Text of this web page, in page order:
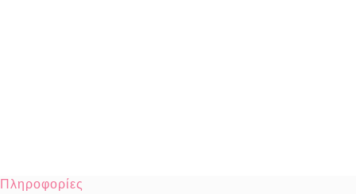
Πληροφορίες